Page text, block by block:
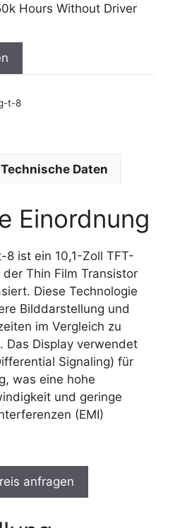
Hours Without Driver
t-8
Technische Daten
Einordnung
8 ist ein 10,1-Zoll TFT-
Thin Film Transistor
Diese Technologie
Bilddarstellung und
im Vergleich zu
Das Display verwendet
Signaling) für
was eine hohe
und geringe
(EMI)
anfragen